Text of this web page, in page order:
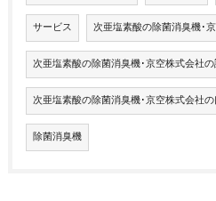
サービス 次亜塩素酸の除菌消臭機･
次亜塩素酸の除菌消臭機･京空株式会社
次亜塩素酸の除菌消臭機･京空株式会社
除菌消臭機